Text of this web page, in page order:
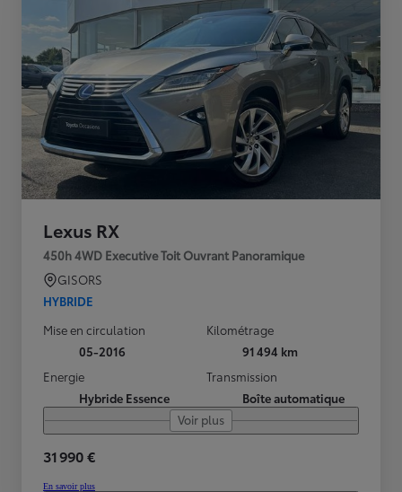
Lexus RX
450h 4WD Executive Toit Ouvrant Panoramique
GISORS
HYBRIDE
Mise en circulation
05-2016
Kilométrage
91 494 km
Energie
Hybride Essence
Transmission
Boîte automatique
Voir plus
31 990 €
En savoir plus